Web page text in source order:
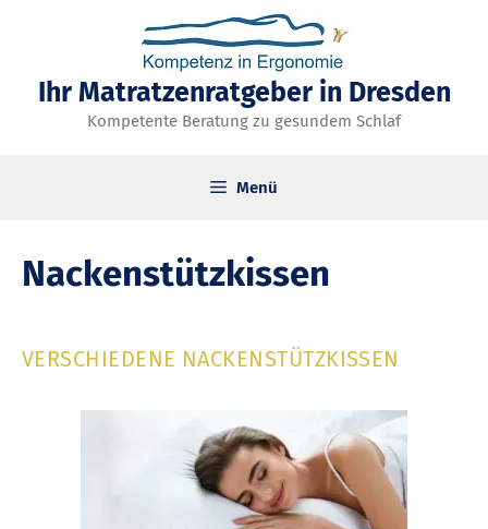
springen
Ihr Matratzenratgeber in Dresden
Kompetente Beratung zu gesundem Schlaf
Menü
Nackenstützkissen
VERSCHIEDENE NACKENSTÜTZKISSEN